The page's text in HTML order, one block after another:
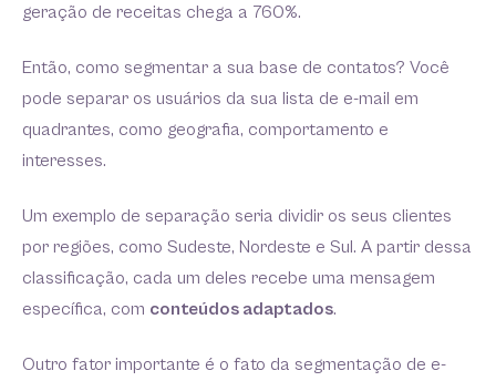
geração de receitas chega a 760%.
Então, como segmentar a sua base de contatos? Você
pode separar os usuários da sua lista de e-mail em
quadrantes, como geografia, comportamento e
interesses.
Um exemplo de separação seria dividir os seus clientes
por regiões, como Sudeste, Nordeste e Sul. A partir dessa
classificação, cada um deles recebe uma mensagem
específica, com conteúdos adaptados.
Outro fator importante é o fato da segmentação de e-